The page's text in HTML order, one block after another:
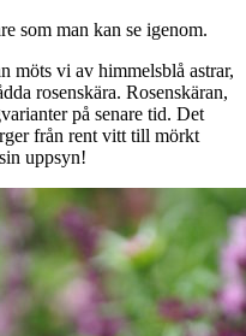
möts vi av himmelsblå astrar,
rosenskära. Rosenskäran,
på senare tid. Det
från rent vitt till mörkt
uppsyn!